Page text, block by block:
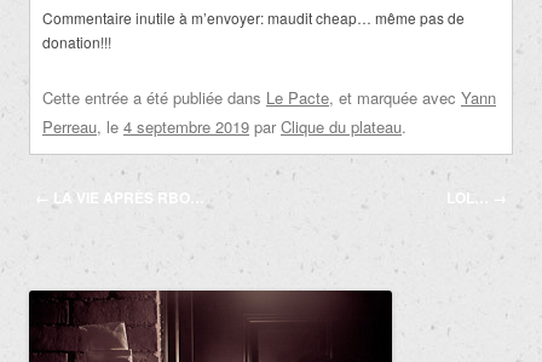
Commentaire inutile à m’envoyer: maudit cheap… même pas de
donation!!!
Cette entrée a été publiée dans Le Pacte, et marquée avec Yann
Perreau, le 4 septembre 2019 par Clique du plateau.
Navigation
articles
← LA VIE APRÈS RBO… LOL…